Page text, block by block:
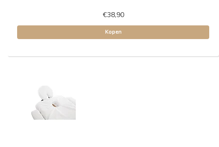
€38,90
Kopen